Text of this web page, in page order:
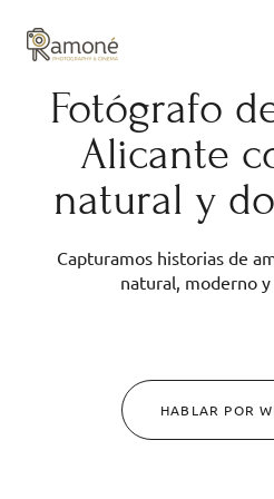
Fotógrafo
Alicante
natural y
Capturamos historias de
natural, moderno
HABLAR POR